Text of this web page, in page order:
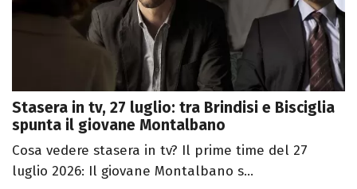
Stasera in tv, 27 luglio: tra Brindisi e Bisciglia
spunta il giovane Montalbano
Cosa vedere stasera in tv? Il prime time del 27
luglio 2026: Il giovane Montalbano s...